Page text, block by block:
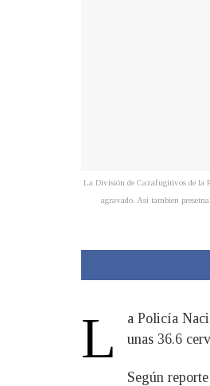
La División de Cazafugitivos de la
agravado. Asi tambien
L
a Policía
unas 36.6
Según